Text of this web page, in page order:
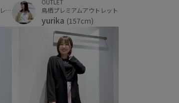
仙台泉プレミアムアウトレット
OUTLET
鳥栖プレミアムアウトレット
yurika (157cm)